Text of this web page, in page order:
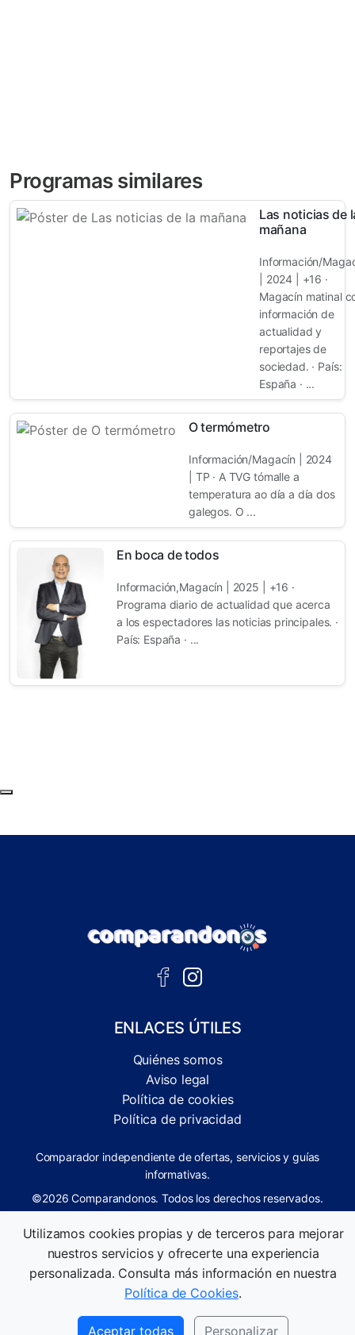
Programas similares
Las noticias de
mañana
Información/
| 2024 | +16 ·
Magacín matinal
información de
actualidad y
reportajes de
sociedad. · País:
España · ...
O termómetro
Información/Magacín | 2024
| TP · A TVG tómalle a
temperatura ao día a día dos
galegos. O ...
En boca de todos
Información,Magacín | 2025 | +16 ·
Programa diario de actualidad que acerca
a los espectadores las noticias principales. ·
País: España · ...
ENLACES ÚTILES
Quiénes somos
Aviso legal
Política de cookies
Política de privacidad
Comparador independiente de ofertas, servicios y guías
informativas.
©2026 Comparandonos. Todos los derechos reservados.
Utilizamos cookies propias y de terceros para mejorar
nuestros servicios y ofrecerte una experiencia
personalizada. Consulta más información en nuestra
Política de Cookies.
Aceptar todas Personalizar